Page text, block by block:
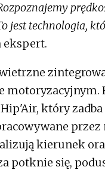
jest technologia,
ekspert.
motoryzacyjnym.
który
kierunek
potknie się,